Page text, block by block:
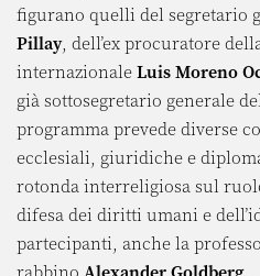
figurano quelli del segretario
Pillay, dell’ex procuratore
internazionaleLuis Moreno
già sottosegretario generale
programma prevede diverse
ecclesiali, giuridiche e
rotonda interreligiosa sul
difesa dei diritti umani e
partecipanti, anche la
rabbino Alexander Goldberg.